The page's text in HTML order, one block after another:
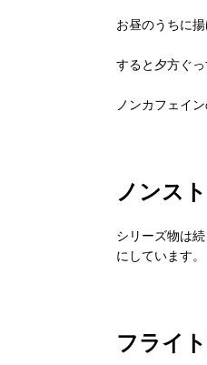
お昼のうちに
すると夕方ぐ
ノンカフェイ
ノンス
シリーズ物は
にしています。
フライ